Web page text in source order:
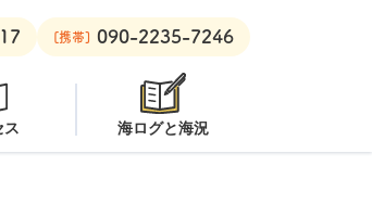
安良里ボート：クローズ
[携帯] 090-2235-7246
ス 海ログと海況